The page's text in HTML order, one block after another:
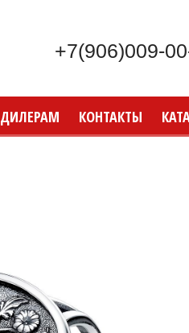
+7(906)009-
ДИЛЕРАМ КОНТАКТЫ